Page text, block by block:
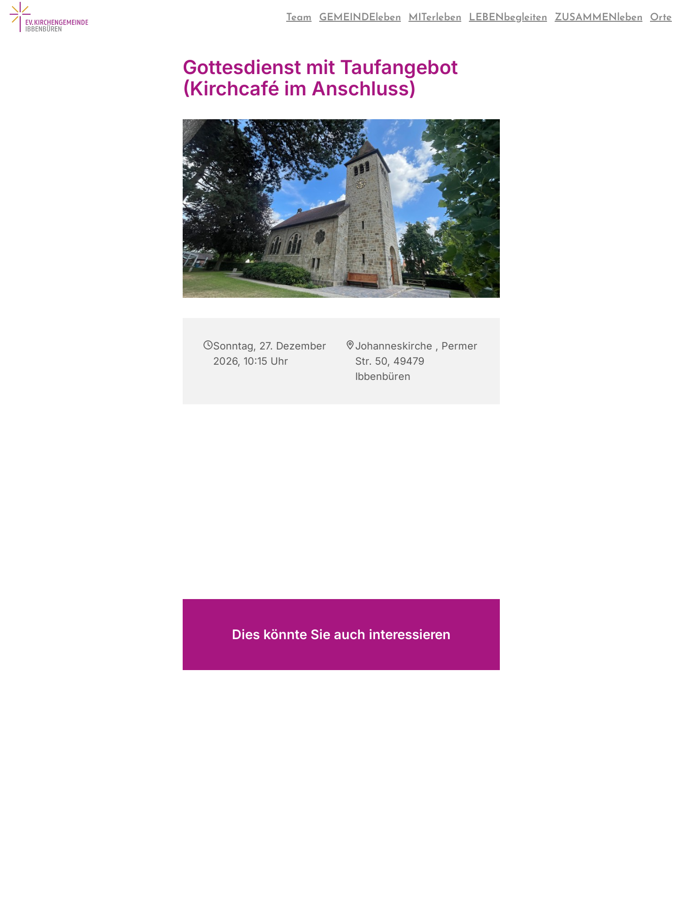
Team GEMEINDEleben MITerleben LEBENbegleiten ZUSAMMENleben Orte
Gottesdienst mit Taufangebot
(Kirchcafé im Anschluss)
Sonntag, 27. Dezember
2026, 10:15 Uhr
Johanneskirche , Permer
Str. 50, 49479
Ibbenbüren
Dies könnte Sie auch interessieren